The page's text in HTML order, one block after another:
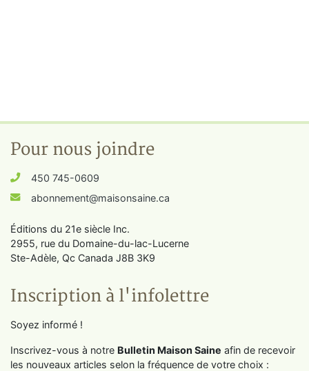
Pour nous joindre
450 745-0609
abonnement@maisonsaine.ca
Éditions du 21e siècle Inc.
2955, rue du Domaine-du-lac-Lucerne
Ste-Adèle, Qc Canada J8B 3K9
Inscription à l'infolettre
Soyez informé !
Inscrivez-vous à notre Bulletin Maison Saine afin de recevoir
les nouveaux articles selon la fréquence de votre choix :